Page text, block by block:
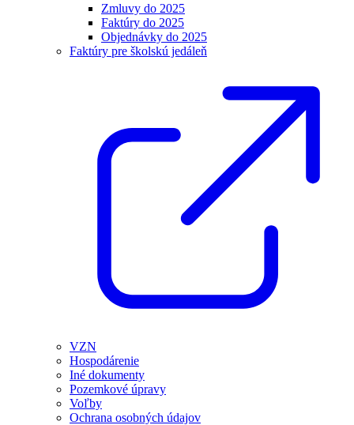
Zmluvy do 2025
Faktúry do 2025
Objednávky do 2025
Faktúry pre školskú jedáleň
VZN
Hospodárenie
Iné dokumenty
Pozemkové úpravy
Voľby
Ochrana osobných údajov